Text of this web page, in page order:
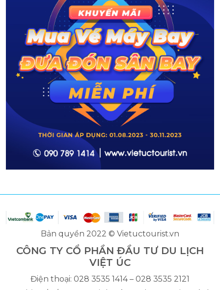
Bản quyền 2022 © Vietuctourist.vn
CÔNG TY CỔ PHẦN ĐẦU TƯ DU LỊCH
VIỆT ÚC
Điện thoại: 028 3535 1414 – 028 3535 2121